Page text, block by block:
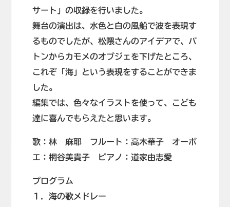
サート」の収録を行いました。
舞台の演出は、水色と白の風船で波を表現す
るものでしたが、松隈さんのアイデアで、バ
トンからカモメのオブジェを下げたところ、
これぞ「海」という表現をすることができま
した。
編集では、色々なイラストを使って、こども
達に喜んでもらえたと思います。
歌：林 麻耶 フルート：高木華子 オーボ
エ：桐谷美貴子 ピアノ：道家由志愛
プログラム
１．海の歌メドレー